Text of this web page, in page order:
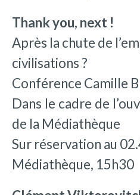
Thank you, next !
Après la chute de
civilisations ?
Conférence Camille
Dans le cadre de
de la Médiathèque
Sur réservation au
Médiathèque, 15h30